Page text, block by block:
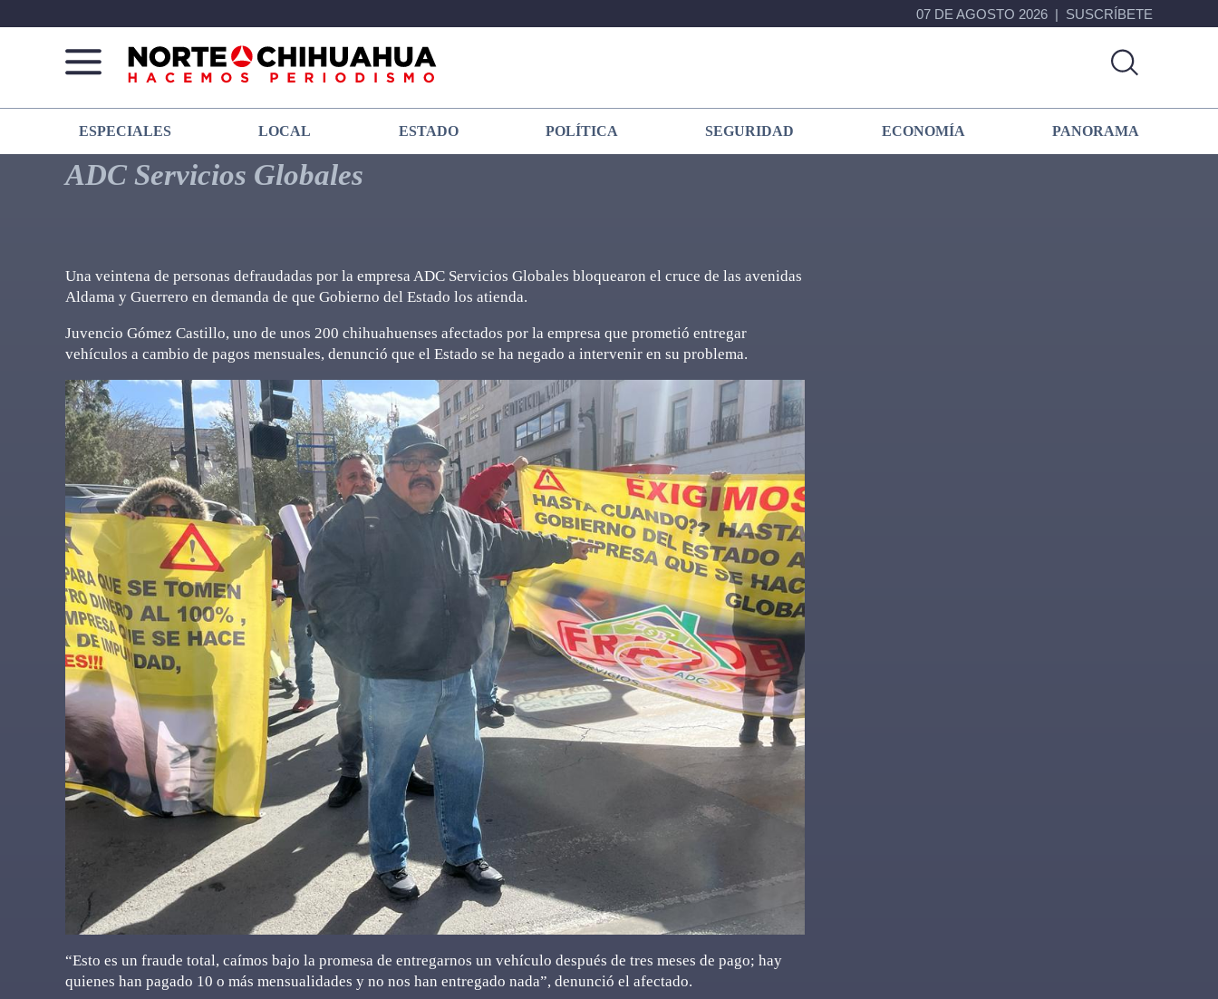
07 DE AGOSTO 2026 SUSCRÍBETE
Norte
De
Chihuahua
Más
que
noticias,
hacemos periodismo
ESPECIALES LOCAL ESTADO POLÍTICA SEGURIDAD ECONOMÍA PANORAMA
ADC Servicios Globales
Una veintena de personas defraudadas por la empresa ADC Servicios Globales bloquearon el cruce de las avenidas
Aldama y Guerrero en demanda de que Gobierno del Estado los atienda.
Juvencio Gómez Castillo, uno de unos 200 chihuahuenses afectados por la empresa que prometió entregar
vehículos a cambio de pagos mensuales, denunció que el Estado se ha negado a intervenir en su problema.
“Esto es un fraude total, caímos bajo la promesa de entregarnos un vehículo después de tres meses de pago; hay
quienes han pagado 10 o más mensualidades y no nos han entregado nada”, denunció el afectado.